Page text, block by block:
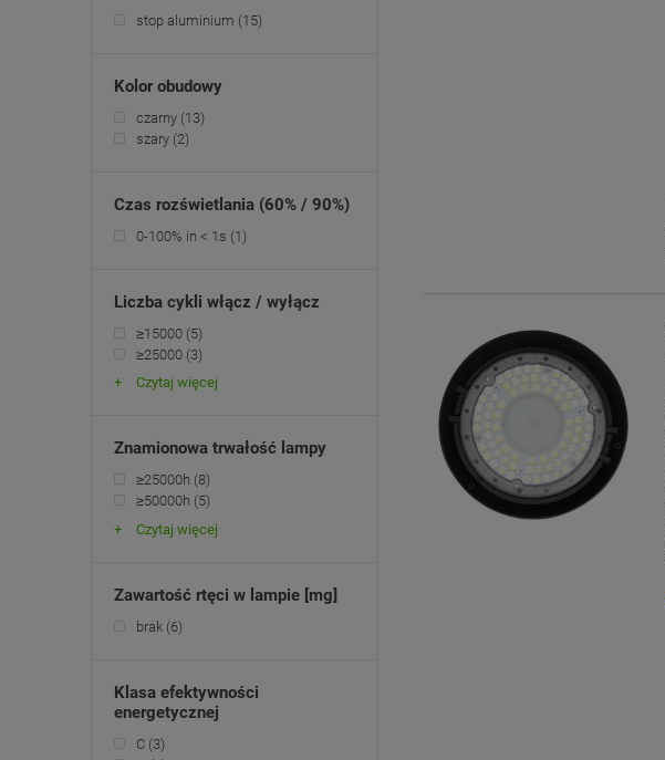
stop aluminium (15)
Kolor obudowy
czarny (13)
szary (2)
Czas rozświetlania (60% / 90%)
0-100% in < 1s (1)
Liczba cykli włącz / wyłącz
≥15000 (5)
≥25000 (3)
Czytaj więcej
Znamionowa trwałość lampy
≥25000h (8)
≥50000h (5)
Czytaj więcej
Zawartość rtęci w lampie [mg]
brak (6)
Klasa efektywności
energetycznej
C (3)